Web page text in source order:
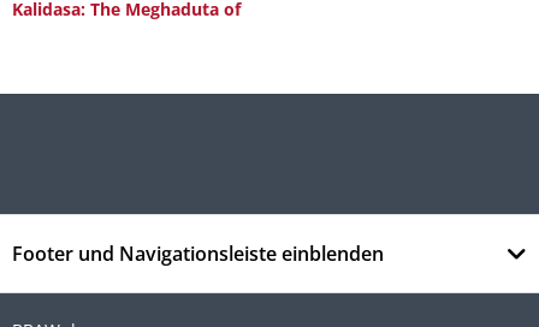
Kalidasa: The Meghaduta of
Footer und Navigationsleiste einblenden